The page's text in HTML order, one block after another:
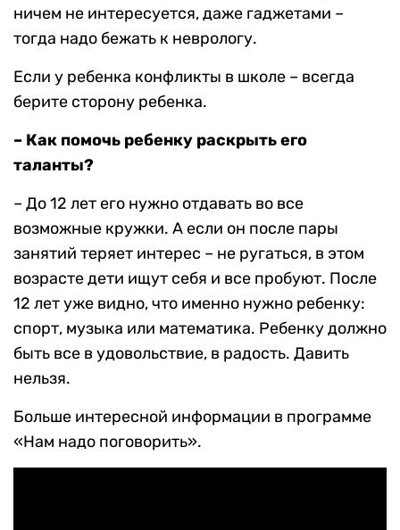
ничем не интересуется, даже гаджетами –
тогда надо бежать к неврологу.
Если у ребенка конфликты в школе – всегда
берите сторону ребенка.
– Как помочь ребенку раскрыть его
таланты?
– До 12 лет его нужно отдавать во все
возможные кружки. А если он после пары
занятий теряет интерес – не ругаться, в этом
возрасте дети ищут себя и все пробуют. После
12 лет уже видно, что именно нужно ребенку:
спорт, музыка или математика. Ребенку должно
быть все в удовольствие, в радость. Давить
нельзя.
Больше интересной информации в программе
«Нам надо поговорить».